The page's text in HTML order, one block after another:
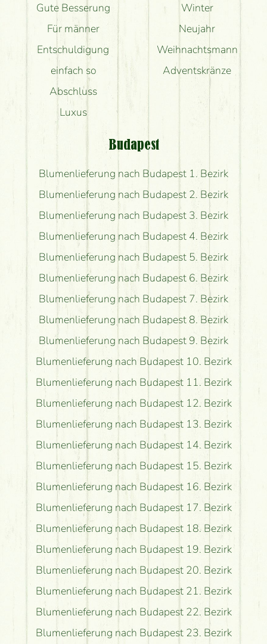
Gute Besserung
Für männer
Entschuldigung
einfach so
Abschluss
Luxus
Winter
Neujahr
Weihnachtsmann
Adventskränze
Budapest
Blumenlieferung nach Budapest 1. Bezirk
Blumenlieferung nach Budapest 2. Bezirk
Blumenlieferung nach Budapest 3. Bezirk
Blumenlieferung nach Budapest 4. Bezirk
Blumenlieferung nach Budapest 5. Bezirk
Blumenlieferung nach Budapest 6. Bezirk
Blumenlieferung nach Budapest 7. Bezirk
Blumenlieferung nach Budapest 8. Bezirk
Blumenlieferung nach Budapest 9. Bezirk
Blumenlieferung nach Budapest 10. Bezirk
Blumenlieferung nach Budapest 11. Bezirk
Blumenlieferung nach Budapest 12. Bezirk
Blumenlieferung nach Budapest 13. Bezirk
Blumenlieferung nach Budapest 14. Bezirk
Blumenlieferung nach Budapest 15. Bezirk
Blumenlieferung nach Budapest 16. Bezirk
Blumenlieferung nach Budapest 17. Bezirk
Blumenlieferung nach Budapest 18. Bezirk
Blumenlieferung nach Budapest 19. Bezirk
Blumenlieferung nach Budapest 20. Bezirk
Blumenlieferung nach Budapest 21. Bezirk
Blumenlieferung nach Budapest 22. Bezirk
Blumenlieferung nach Budapest 23. Bezirk